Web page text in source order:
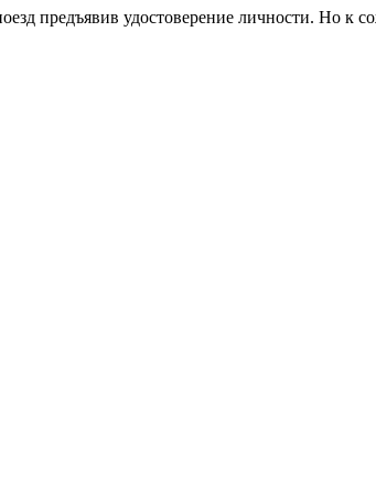
предъявив удостоверение личности. Но к